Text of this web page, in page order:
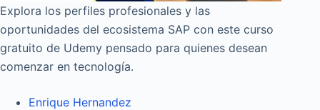
Explora los perfiles profesionales y las
oportunidades del ecosistema SAP con este curso
gratuito de Udemy pensado para quienes desean
comenzar en tecnología.
Enrique Hernandez